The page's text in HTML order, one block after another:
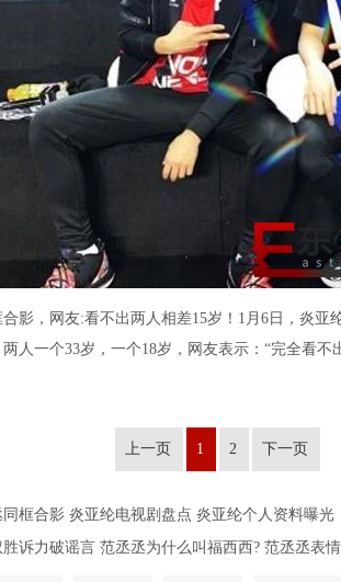
，网友:看不出两人相差15岁！1月6日，炎亚
人一个33岁，一个18岁，网友表示：“完全看不
上一页 1 2 下一页
框合影 炎亚纶电视剧盘点 炎亚纶个人资料曝光
诉力破谣言 范丞丞为什么叫福西西? 范丞丞表